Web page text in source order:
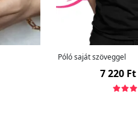
Póló saját szöveggel
7 220 Ft